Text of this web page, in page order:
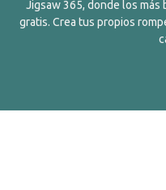
Jigsaw 365, donde los
gratis. Crea tus propios